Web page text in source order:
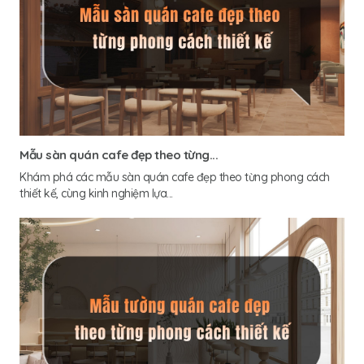
Mẫu sàn quán cafe đẹp theo từng...
Khám phá các mẫu sàn quán cafe đẹp theo từng phong cách
thiết kế, cùng kinh nghiệm lựa...